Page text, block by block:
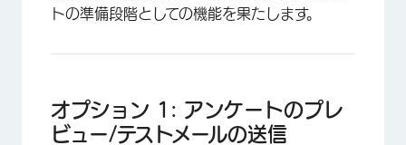
トの準備段階としての機能を果たします。
オプション 1: アンケートのプレ
ビュー/テストメールの送信